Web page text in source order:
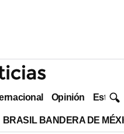
Opinión Estilo
BRASIL BANDERA DE